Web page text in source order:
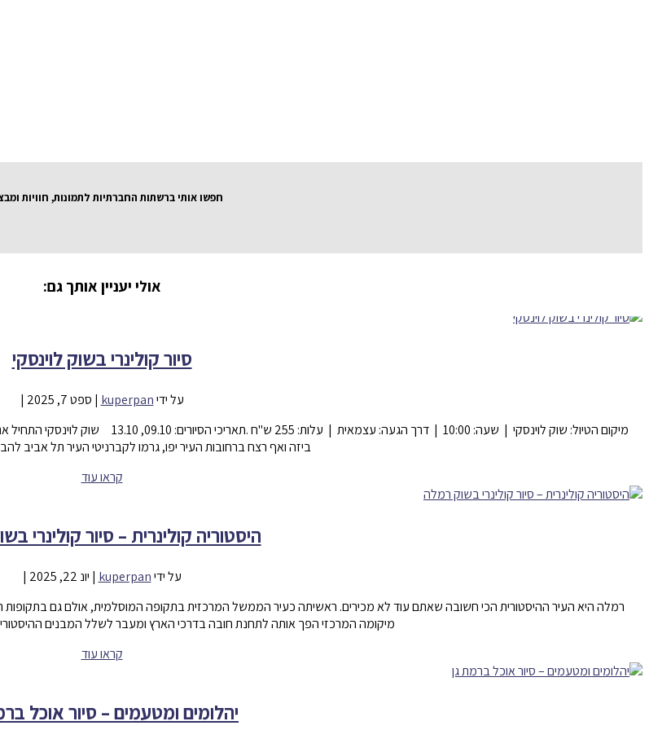
חפשו אותי ברשתות החברתיות לתמונות, חוויות
אולי יעניין אותך גם:
סיור קולינרי בשוק לוינסקי
על ידיkuperpan
| ספט 7, 2025
|
ביזה ואף רצח ברחובות העיר יפו, גרמו לקברניטי העיר תל אביב
קראו עוד
היסטוריה קולינרית – סיור קולינרי
על ידיkuperpan
| יונ 22, 2025
|
רמלה היא העיר ההיסטורית הכי חשובה שאתם עוד לא מכירים. ראשיתה כעיר הממשל המרכזית בתקופה המוסלמית, אולם גם
מיקומה המרכזי הפך אותה לתחנת חובה בדרכי הארץ ומעבר לשלל המבנים
קראו עוד
יהלומים ומטעמים – סיור אוכל